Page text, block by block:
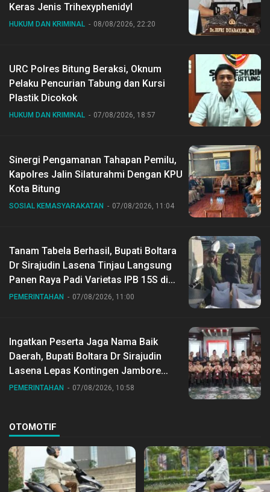
Keras Jenis Trihexyphenidyl
HUKUM DAN KRIMINAL 08/08/2026, 22:20
URC Polres Bitung Beraksi, Oknum
Pelaku Pencurian Tabung dan Kursi
Plastik Dicokok
HUKUM DAN KRIMINAL 07/08/2026, 18:57
Sinergi Pengamanan Tahapan Pemilu,
Kapolres Jalin Silaturahmi Dengan KPU
Kota Bitung
SOSIAL KEMASYARAKATAN 07/08/2026, 11:04
Tanam Tabela Berhasil, Bupati Boltara
Dr Sirajudin Lasena Tinjau Langsung
Panen Raya Padi Varietas IPB 15S di
Desa Gihang
PEMERINTAHAN 07/08/2026, 11:00
Ingatkan Peserta Jaga Nama Baik
Daerah, Bupati Boltara Dr Sirajudin
Lasena Lepas Kontingen Jambore
Nasional ke XII di Buperta Cibubur
PEMERINTAHAN 07/08/2026, 10:58
OTOMOTIF